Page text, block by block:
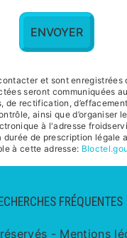
ENVOYER
et sont
seront
rectification,
ainsi que
à l'adresse
de prescription
à cette adresse:
FRÉQUENTES
- Mentions